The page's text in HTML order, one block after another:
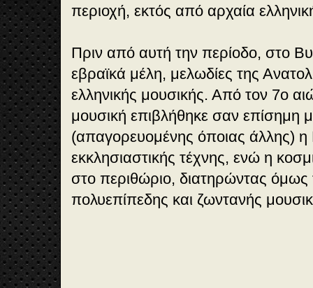
περιοχή, εκτός από αρχαία
Πριν από αυτή την περίοδο, στο
εβραϊκά μέλη, μελωδίες της
ελληνικής μουσικής. Από τον 7ο
μουσική επιβλήθηκε σαν επίσημη
(απαγορευομένης όποιας άλλης) η
εκκλησιαστικής τέχνης, ενώ η
στο περιθώριο, διατηρώντας όμως
πολυεπίπεδης και ζωντανής